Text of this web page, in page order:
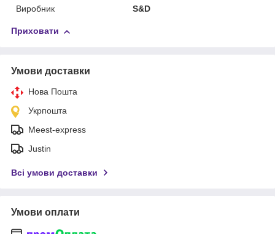
Виробник
S&D
Приховати
Умови доставки
Нова Пошта
Укрпошта
Meest-express
Justin
Всі умови доставки
Умови оплати